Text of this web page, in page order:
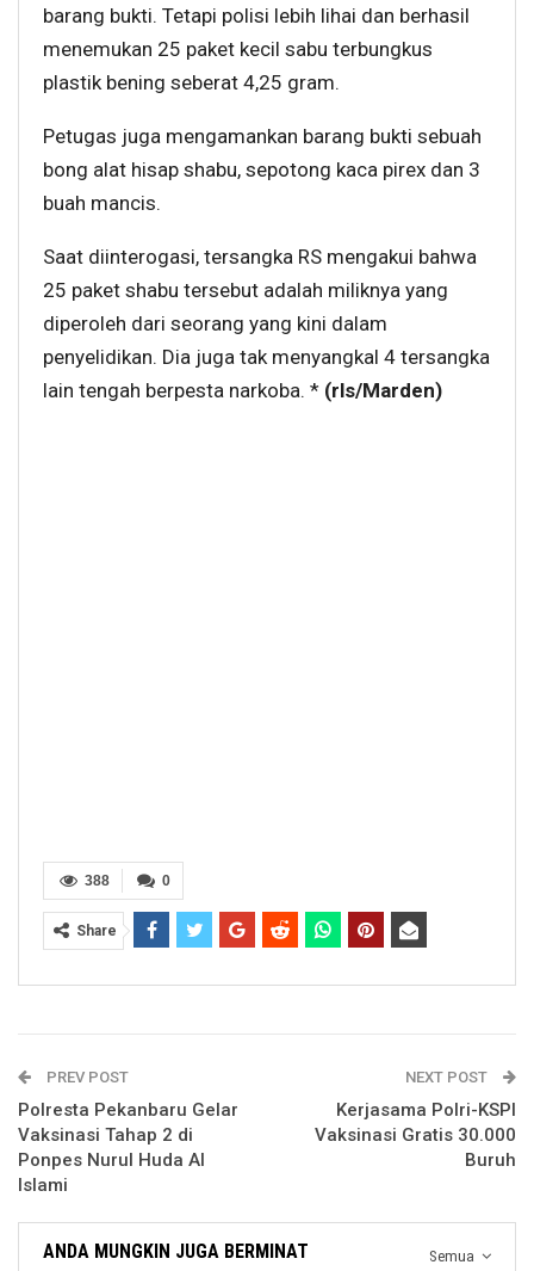
barang bukti. Tetapi polisi lebih lihai dan berhasil
menemukan 25 paket kecil sabu terbungkus
plastik bening seberat 4,25 gram.
Petugas juga mengamankan barang bukti sebuah
bong alat hisap shabu, sepotong kaca pirex dan 3
buah mancis.
Saat diinterogasi, tersangka RS mengakui bahwa
25 paket shabu tersebut adalah miliknya yang
diperoleh dari seorang yang kini dalam
penyelidikan. Dia juga tak menyangkal 4 tersangka
lain tengah berpesta narkoba. * (rls/Marden)
0
388
Share
PREV POST
Polresta Pekanbaru Gelar
Vaksinasi Tahap 2 di
Ponpes Nurul Huda Al
Islami
NEXT POST
Kerjasama Polri-KSPI
Vaksinasi Gratis 30.000
Buruh
Semua
ANDA MUNGKIN JUGA BERMINAT